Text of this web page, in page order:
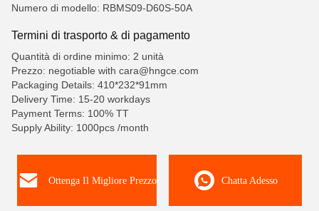
Numero di modello: RBMS09-D60S-50A
Termini di trasporto & di pagamento
Quantità di ordine minimo: 2 unità
Prezzo: negotiable with cara@hngce.com
Packaging Details: 410*232*91mm
Delivery Time: 15-20 workdays
Payment Terms: 100% TT
Supply Ability: 1000pcs /month
Ottenga Il Migliore Prezzo Chatta Adesso